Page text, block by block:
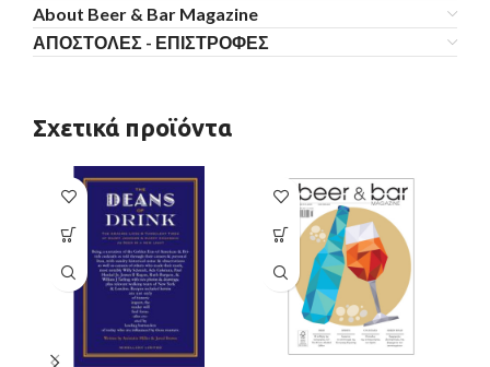
About Beer & Bar Magazine
ΑΠΟΣΤΟΛΕΣ - ΕΠΙΣΤΡΟΦΕΣ
Σχετικά προϊόντα